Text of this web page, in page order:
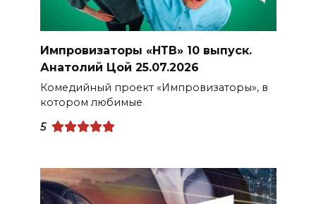
Импровизаторы «НТВ» 10 выпуск.
Анатолий Цой 25.07.2026
Комедийный проект «Импровизаторы», в
котором любимые
5